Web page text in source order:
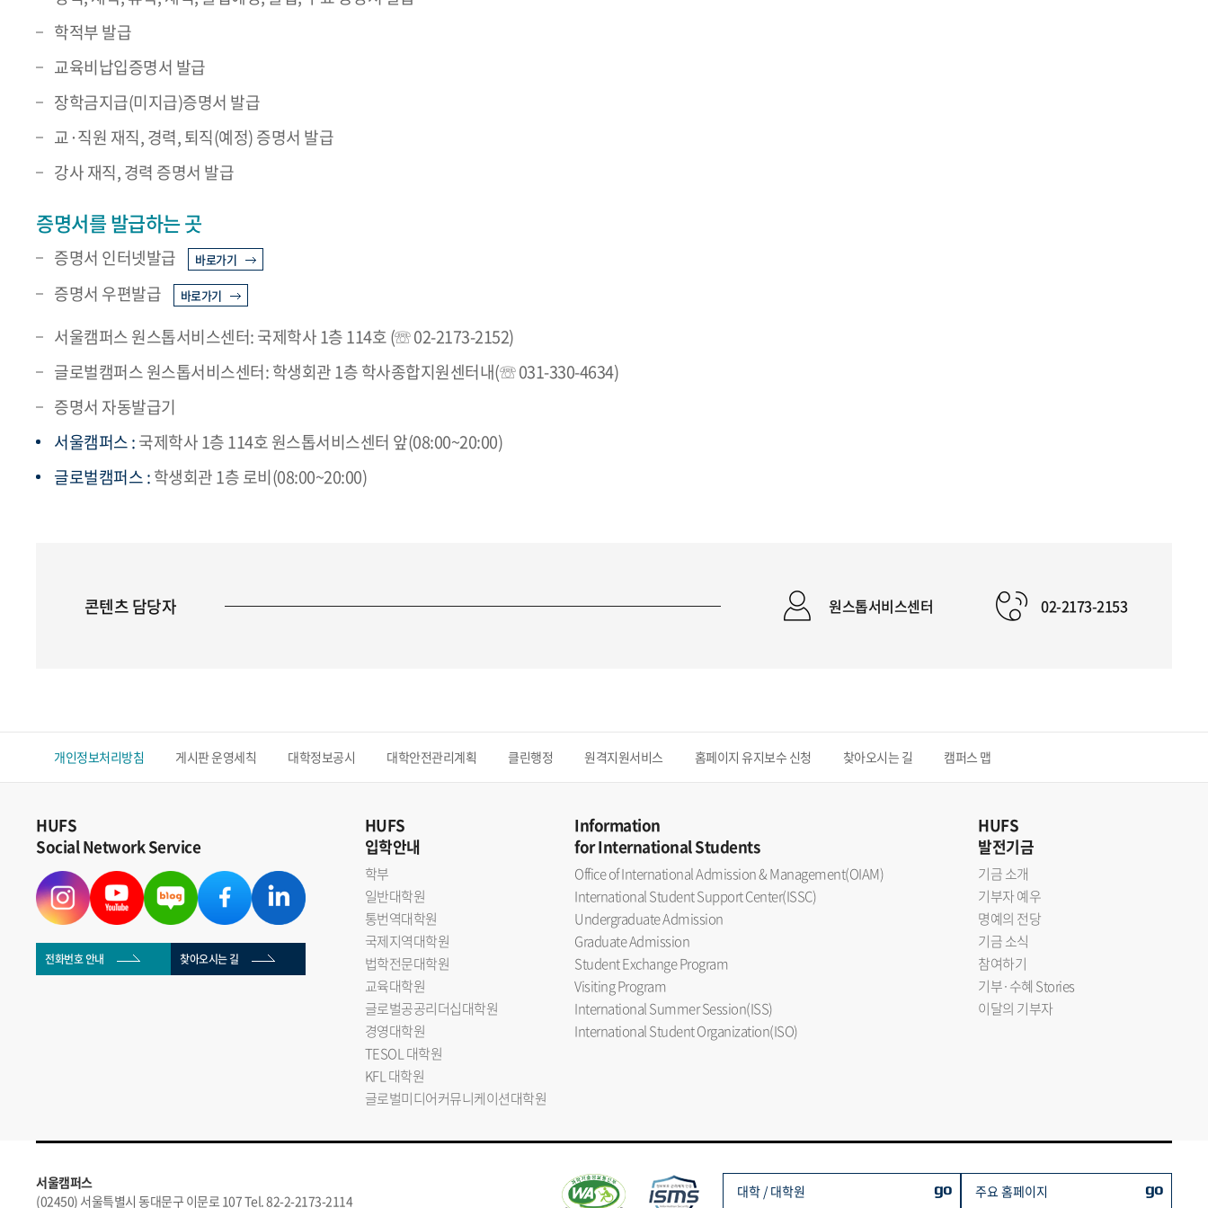
학적부 발급
교육비납입증명서 발급
장학금지급(미지급)증명서 발급
교·직원 재직, 경력, 퇴직(예정) 증명서 발급
강사 재직, 경력 증명서 발급
증명서를 발급하는 곳
증명서 인터넷발급 바로가기
증명서 우편발급 바로가기
서울캠퍼스 원스톱서비스센터: 국제학사 1층 114호 (☏ 02-2173-2152)
글로벌캠퍼스 원스톱서비스센터: 학생회관 1층 학사종합지원센터내(☏ 031-330-4634)
증명서 자동발급기
서울캠퍼스 :국제학사 1층 114호 원스톱서비스센터 앞(08:00~20:00)
글로벌캠퍼스 :학생회관 1층 로비(08:00~20:00)
콘텐츠 담당자 원스톱서비스센터 02-2173-2153
개인정보처리방침 게시판 운영세칙 대학정보공시 대학안전관리계획 클린행정 원격지원서비스 홈페이지 유지보수 신청 찾아오시는 길 캠퍼스 맵
HUFS
Social Network Service
전화번호 안내 찾아오시는 길
HUFS
입학안내
학부
일반대학원
통번역대학원
국제지역대학원
법학전문대학원
교육대학원
글로벌공공리더십대학원
경영대학원
TESOL 대학원
KFL 대학원
글로벌미디어커뮤니케이션대학원
Information
for International Students
Office of International Admission & Management(OIAM)
International Student Support Center(ISSC)
Undergraduate Admission
Graduate Admission
Student Exchange Program
Visiting Program
International Summer Session(ISS)
International Student Organization(ISO)
HUFS
발전기금
기금 소개
기부자 예우
명예의 전당
기금 소식
참여하기
기부·수혜 Stories
이달의 기부자
서울캠퍼스
(02450) 서울특별시 동대문구 이문로 107 Tel. 82-2-2173-2114
대학 / 대학원 go 주요 홈페이지 go